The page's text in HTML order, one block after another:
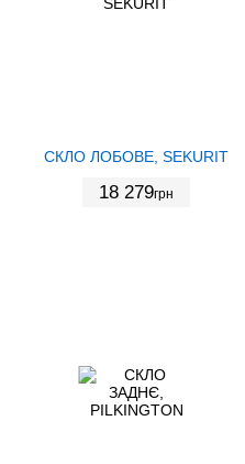
СКЛО ЛОБОВЕ, SEKURIT
18 279грн